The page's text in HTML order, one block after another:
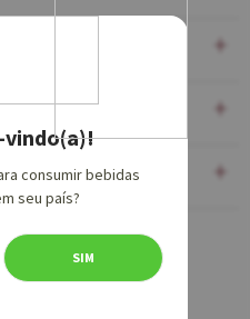
vindo(a)!
consumir bebidas
seu país?
SIM